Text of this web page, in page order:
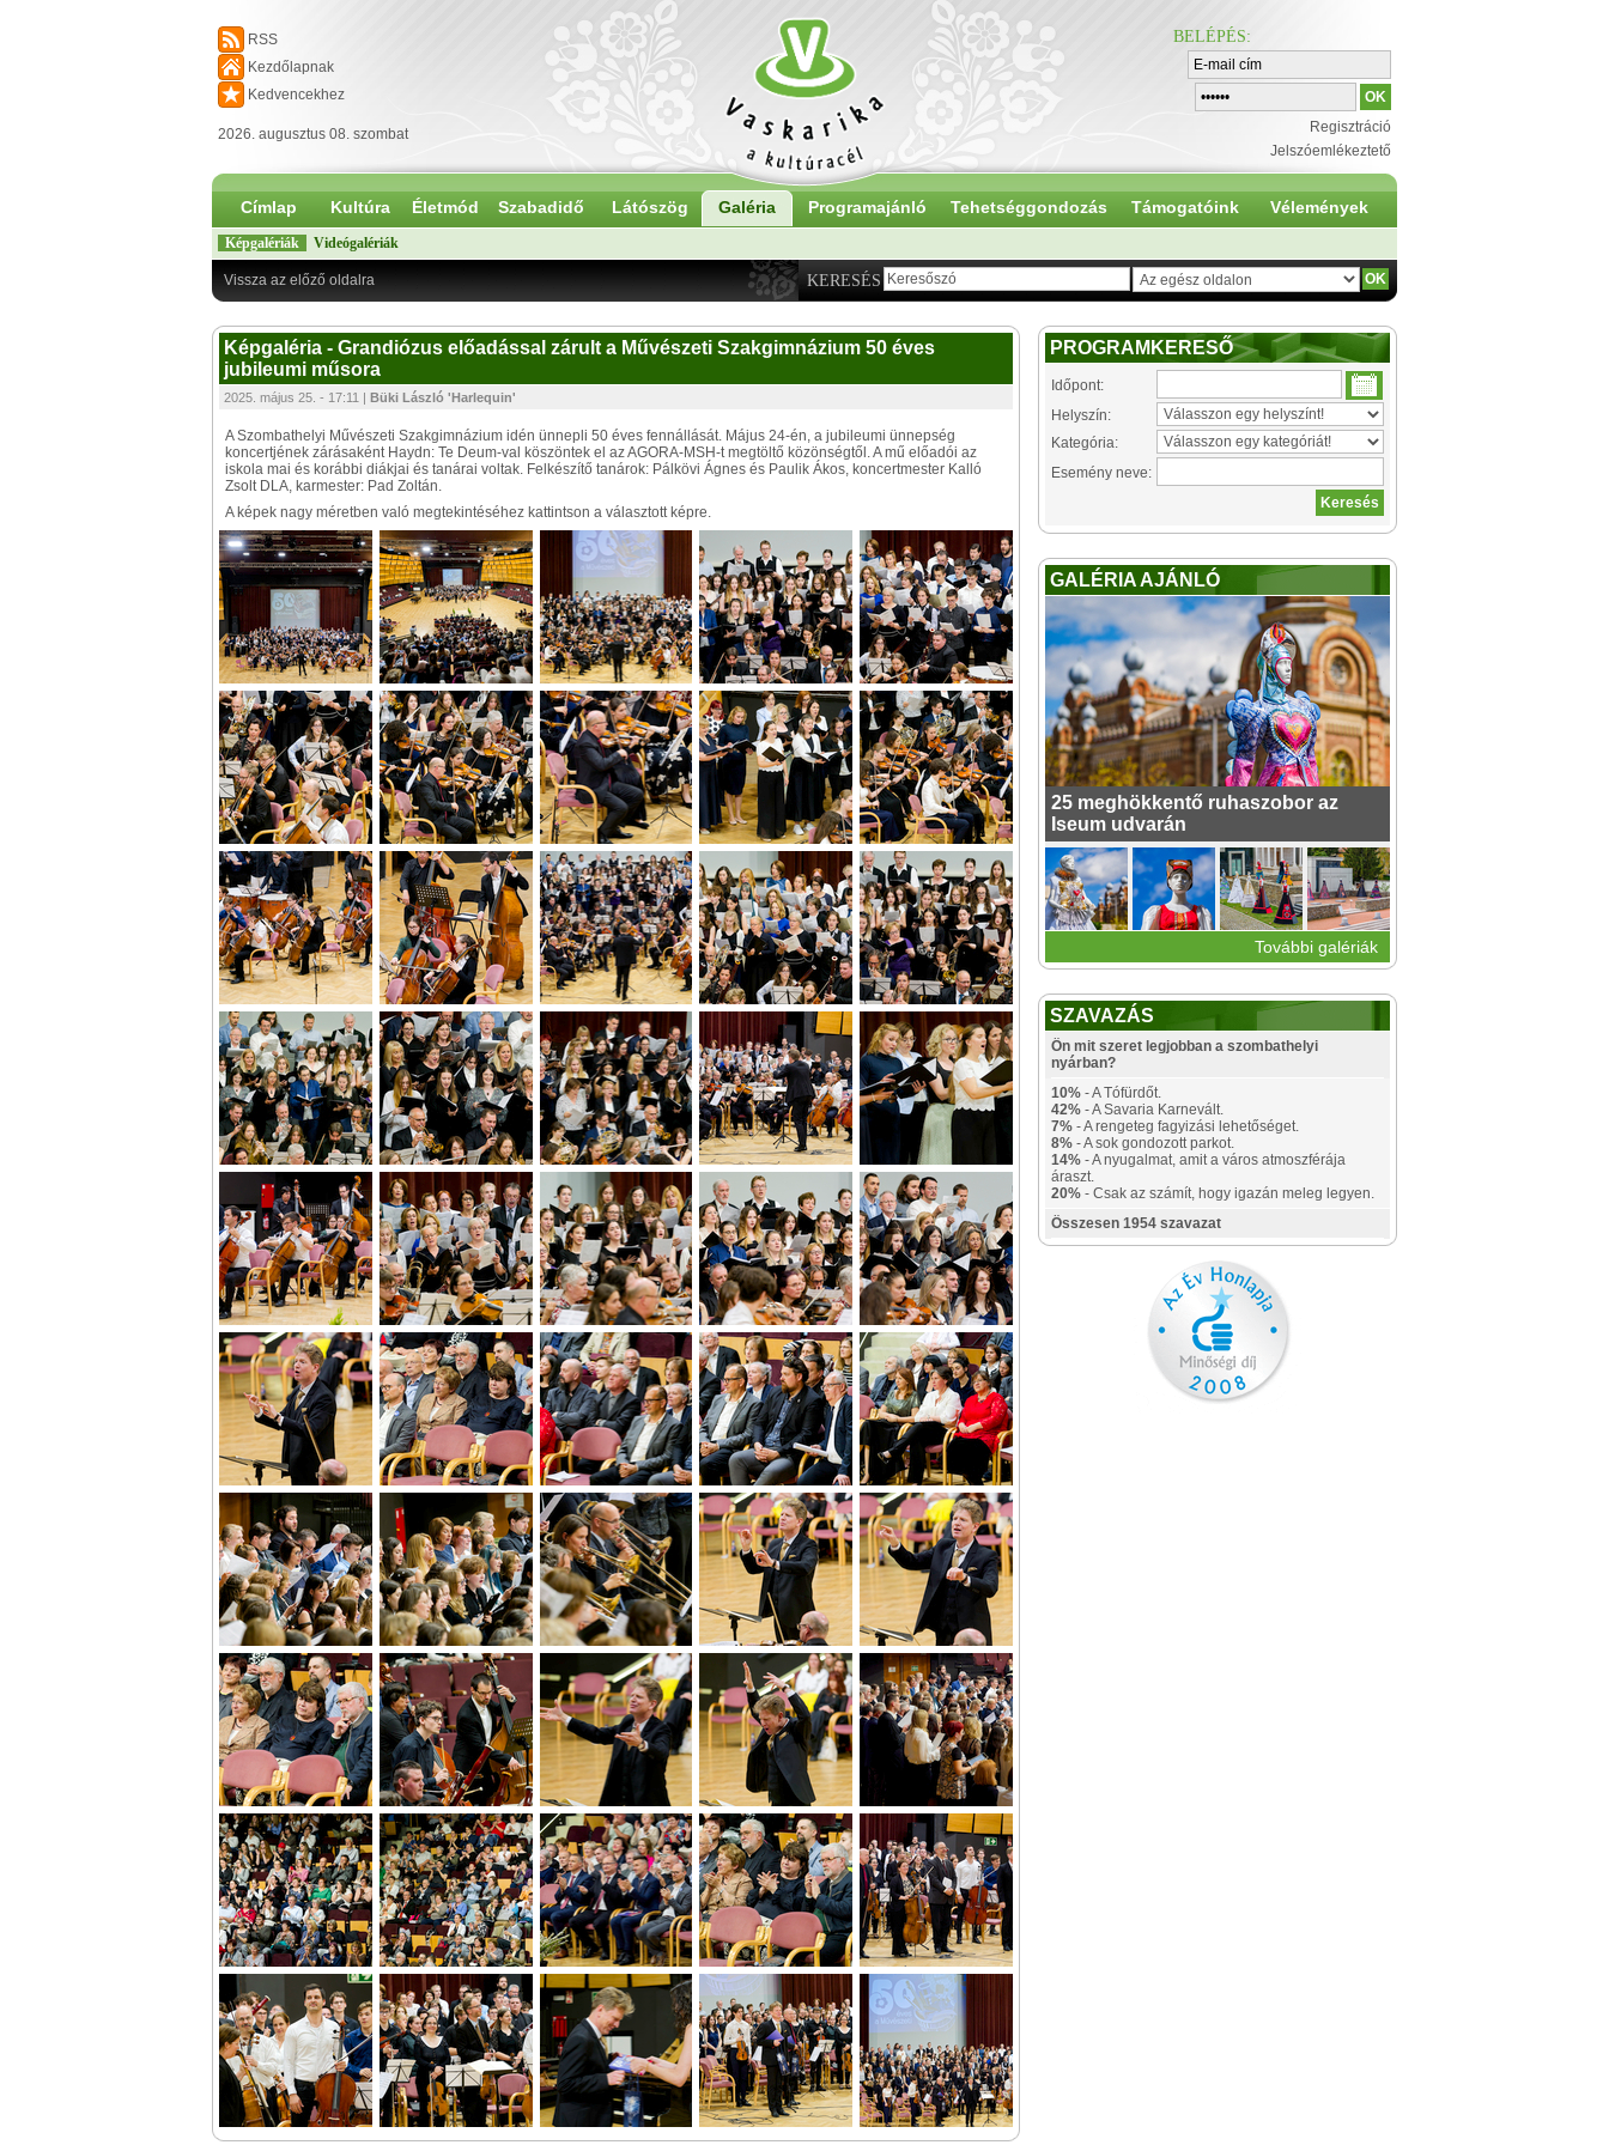
RSS
Kezdőlapnak
Kedvencekhez
2026. augusztus 08. szombat
BELÉPÉS:
Regisztráció
Jelszóemlékeztető
Címlap Kultúra Életmód Szabadidő Látószög Galéria Programajánló Tehetséggondozás Támogatóink Vélemények
Képgalériák Videógalériák
KERESÉS
Vissza az előző oldalra
Képgaléria - Grandiózus előadással zárult a Művészeti Szakgimnázium 50 éves
jubileumi műsora
2025. május 25. - 17:11 | Büki László 'Harlequin'
A Szombathelyi Művészeti Szakgimnázium idén ünnepli 50 éves fennállását. Május 24-én, a jubileumi ünnepség
koncertjének zárásaként Haydn: Te Deum-val köszöntek el az AGORA-MSH-t megtöltő közönségtől. A mű előadói az
iskola mai és korábbi diákjai és tanárai voltak. Felkészítő tanárok: Pálkövi Ágnes és Paulik Ákos, koncertmester Kalló
Zsolt DLA, karmester: Pad Zoltán.
A képek nagy méretben való megtekintéséhez kattintson a választott képre.
PROGRAMKERESŐ
Időpont:
Helyszín:
Kategória:
Esemény neve:
GALÉRIA AJÁNLÓ
25 meghökkentő ruhaszobor az
Iseum udvarán
További galériák
SZAVAZÁS
Ön mit szeret legjobban a szombathelyi
nyárban?
10% - A Tófürdőt.
42% - A Savaria Karnevált.
7% - A rengeteg fagyizási lehetőséget.
8% - A sok gondozott parkot.
14% - A nyugalmat, amit a város atmoszférája
áraszt.
20% - Csak az számít, hogy igazán meleg legyen.
Összesen 1954 szavazat